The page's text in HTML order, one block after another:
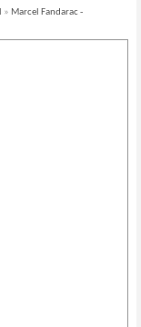
» Marcel Fandarac -